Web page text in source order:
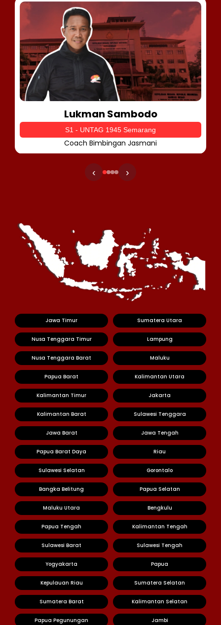
Lukman Sambodo
S1 - UNTAG 1945 Semarang
Coach Bimbingan Jasmani
‹ ›
Jawa Timur Sumatera Utara
Nusa Tenggara Timur Lampung
Nusa Tenggara Barat Maluku
Papua Barat Kalimantan Utara
Kalimantan Timur Jakarta
Kalimantan Barat Sulawesi Tenggara
Jawa Barat Jawa Tengah
Papua Barat Daya Riau
Sulawesi Selatan Gorontalo
Bangka Belitung Papua Selatan
Maluku Utara Bengkulu
Papua Tengah Kalimantan Tengah
Sulawesi Barat Sulawesi Tengah
Yogyakarta Papua
Kepulauan Riau Sumatera Selatan
Sumatera Barat Kalimantan Selatan
Papua Pegunungan Jambi